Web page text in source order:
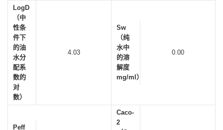
LogD
（中
性条
件下
的油
水分
配系
数的
对
数）
4.03
Sw
（纯
水中
的溶
解度
mg/ml）
0.00
Peff
Caco-
2